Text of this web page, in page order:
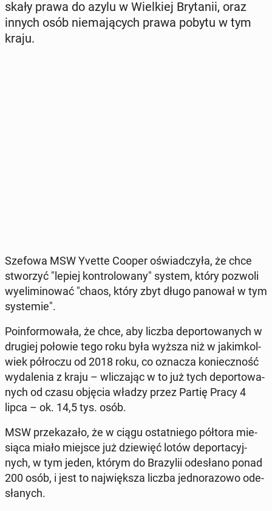
ska­ły prawa do azylu w Wiel­kiej Bry­ta­nii, oraz
innych osób nie­ma­ją­cych prawa pobytu w tym
kraju.
Szefowa MSW Yvette Cooper oświad­czy­ła, że chce
stwo­rzyć "lepiej kon­tro­lo­wa­ny" system, który pozwoli
wy­eli­mi­no­wać "chaos, który zbyt długo panował w tym
sys­te­mie".
Po­in­for­mo­wa­ła, że chce, aby liczba de­por­to­wa­nych w
drugiej połowie tego roku była wyższa niż w ja­kim­kol­
wiek pół­ro­czu od 2018 roku, co oznacza ko­niecz­ność
wy­da­le­nia z kraju – wli­cza­jąc w to już tych de­por­to­wa­
nych od czasu objęcia władzy przez Partię Pracy 4
lipca – ok. 14,5 tys. osób.
MSW prze­ka­za­ło, że w ciągu ostat­nie­go półtora mie­
sią­ca miało miejsce już dzie­więć lotów de­por­ta­cyj­
nych, w tym jeden, którym do Bra­zy­lii ode­sła­no ponad
200 osób, i jest to naj­więk­sza liczba jed­no­ra­zo­wo ode­
sła­nych.